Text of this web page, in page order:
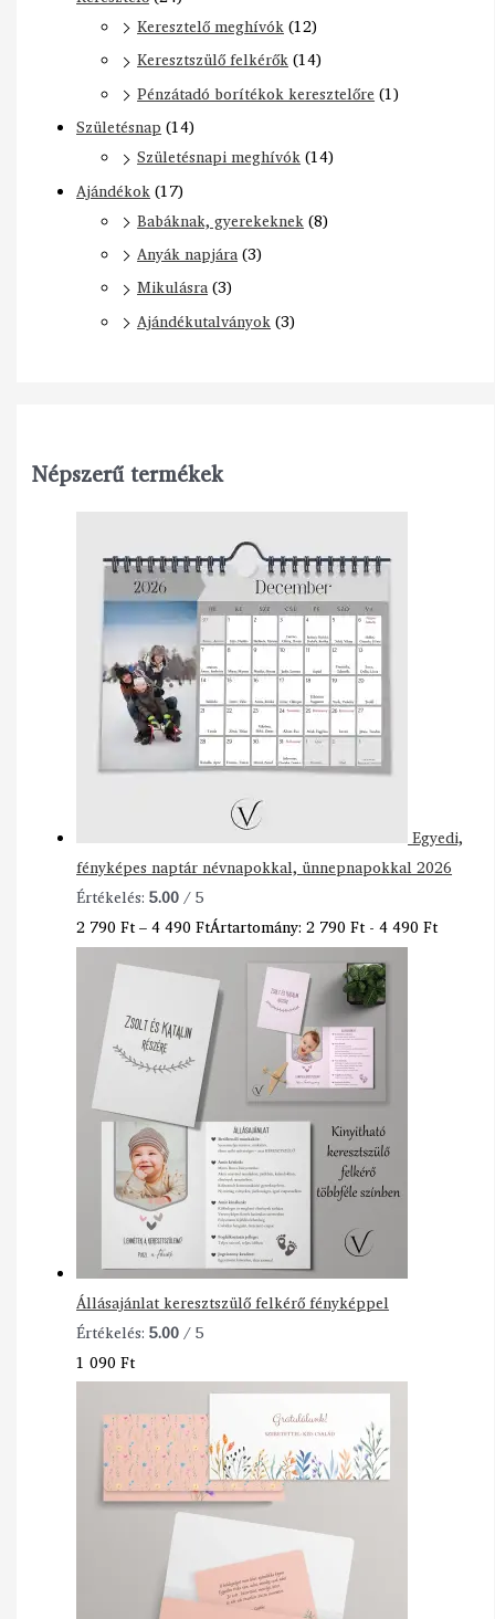
Keresztelő meghívók(12)
Keresztszülő felkérők(14)
Pénzátadó borítékok keresztelőre (1)
Születésnap (14)
Születésnapi meghívók(14)
Ajándékok(17)
Babáknak, gyerekeknek(8)
Anyák napjára(3)
Mikulásra(3)
Ajándékutalványok(3)
Népszerű termékek
Egyedi,
fényképes naptár névnapokkal, ünnepnapokkal 2026
Értékelés:5.00/ 5
2 790Ft–4 490FtÁrtartomány: 2 790 Ft - 4 490 Ft
Állásajánlat keresztszülő felkérő fényképpel
Értékelés:5.00/ 5
1 090Ft